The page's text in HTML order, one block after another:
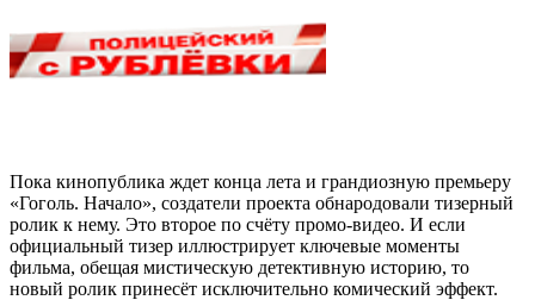
Пока кинопублика ждет конца лета и грандиозную премьеру
«Гоголь. Начало», создатели проекта обнародовали тизерный
ролик к нему. Это второе по счёту промо-видео. И если
официальный тизер иллюстрирует ключевые моменты
фильма, обещая мистическую детективную историю, то
новый ролик принесёт исключительно комический эффект.